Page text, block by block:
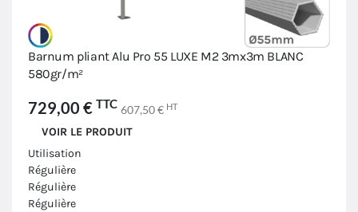
Barnum pliant Alu Pro 55 LUXE M2 3mx3m BLANC
580gr/m²
729,00 € TTC 607,50 € HT
VOIR LE PRODUIT
Utilisation
Régulière
Régulière
Régulière